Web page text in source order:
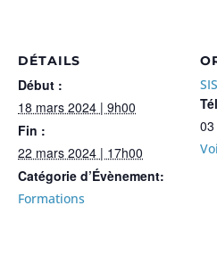
DÉTAILS
Début :
18 mars 2024 | 9h00
Fin :
22 mars 2024 | 17h00
Catégorie d’Évènement:
Formations